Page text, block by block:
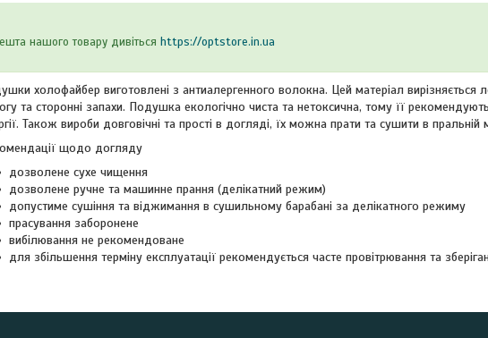
нашого товару дивіться https://optstore.in.ua
холофайбер виготовлені з антиалергенного волокна. Цей матеріал вирізняється
та сторонні запахи. Подушка екологічно чиста та нетоксична, тому її
Також вироби довговічні та прості в догляді, їх можна прати та сушити в пральній
щодо догляду
дозволене сухе чищення
дозволене ручне та машинне прання (делікатний режим)
допустиме сушіння та віджимання в сушильному барабані за делікатного режиму
прасування заборонене
вибілювання не рекомендоване
для збільшення терміну експлуатації рекомендується часте провітрювання та